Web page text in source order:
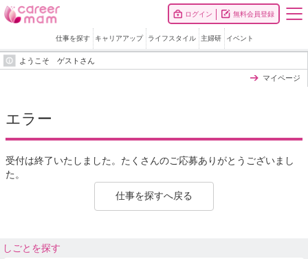
ログイン 無料会員登録
仕事を探す キャリアアップ ライフスタイル 主婦研 イベント
ようこそ ゲストさん
マイページ
エラー
受付は終了いたしました。たくさんのご応募ありがとうございまし
た。
仕事を探すへ戻る
しごとを探す